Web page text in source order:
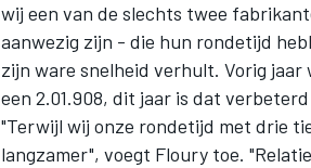
wij een van de slechts twee
aanwezig zijn - die hun rondetijd
zijn ware snelheid verhult. Vorig
een 2.01.908, dit jaar is dat verbeterd
"Terwijl wij onze rondetijd met drie
langzamer", voegt Floury toe.